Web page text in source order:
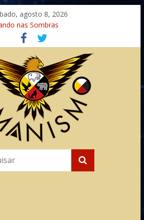
agosto 8, 2026
nas Sombras
A Jornada do Espírito Ancestral
Universal
– Caminho Espiritual – Crescimento
na Cura